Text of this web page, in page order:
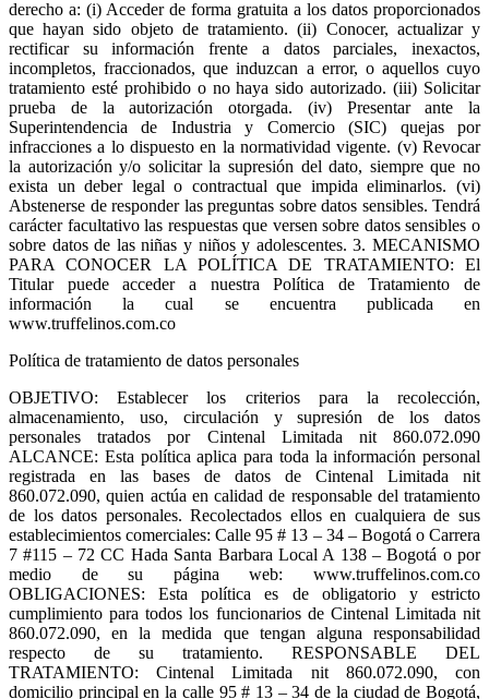
derecho a: (i) Acceder de forma gratuita a los datos proporcionados
que hayan sido objeto de tratamiento. (ii) Conocer, actualizar y
rectificar su información frente a datos parciales, inexactos,
incompletos, fraccionados, que induzcan a error, o aquellos cuyo
tratamiento esté prohibido o no haya sido autorizado. (iii) Solicitar
prueba de la autorización otorgada. (iv) Presentar ante la
Superintendencia de Industria y Comercio (SIC) quejas por
infracciones a lo dispuesto en la normatividad vigente. (v) Revocar
la autorización y/o solicitar la supresión del dato, siempre que no
exista un deber legal o contractual que impida eliminarlos. (vi)
Abstenerse de responder las preguntas sobre datos sensibles. Tendrá
carácter facultativo las respuestas que versen sobre datos sensibles o
sobre datos de las niñas y niños y adolescentes. 3. MECANISMO
PARA CONOCER LA POLÍTICA DE TRATAMIENTO: El
Titular puede acceder a nuestra Política de Tratamiento de
información la cual se encuentra publicada en
www.truffelinos.com.co
Política de tratamiento de datos personales
OBJETIVO: Establecer los criterios para la recolección,
almacenamiento, uso, circulación y supresión de los datos
personales tratados por Cintenal Limitada nit 860.072.090
ALCANCE: Esta política aplica para toda la información personal
registrada en las bases de datos de Cintenal Limitada nit
860.072.090, quien actúa en calidad de responsable del tratamiento
de los datos personales. Recolectados ellos en cualquiera de sus
establecimientos comerciales: Calle 95 # 13 – 34 – Bogotá o Carrera
7 #115 – 72 CC Hada Santa Barbara Local A 138 – Bogotá o por
medio de su página web: www.truffelinos.com.co
OBLIGACIONES: Esta política es de obligatorio y estricto
cumplimiento para todos los funcionarios de Cintenal Limitada nit
860.072.090, en la medida que tengan alguna responsabilidad
respecto de su tratamiento. RESPONSABLE DEL
TRATAMIENTO: Cintenal Limitada nit 860.072.090, con
domicilio principal en la calle 95 # 13 – 34 de la ciudad de Bogotá,